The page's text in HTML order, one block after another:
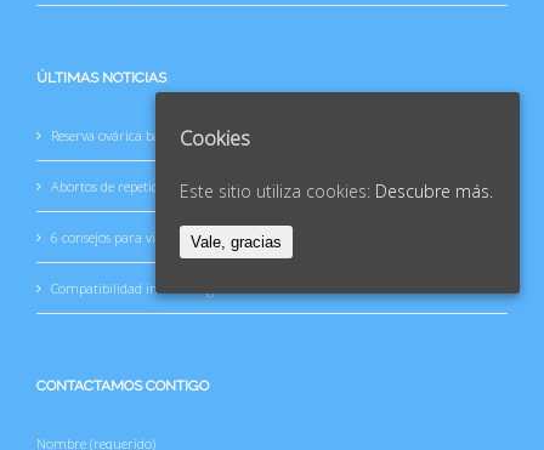
ÚLTIMAS NOTICIAS
Reserva ovárica baja en mujeres jóvenes
Abortos de repetición
6 consejos para vivir mejor tu betaespera
Compatibilidad inmunológica
CONTACTAMOS CONTIGO
Nombre (requerido)
Cookies
Este sitio utiliza cookies: Descubre más.
Vale, gracias